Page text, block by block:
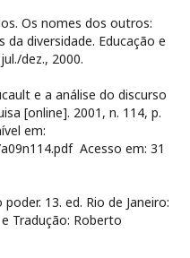
Os nomes dos outros:
diversidade. Educação e
dez., 2000.
e a análise do discurso
[online]. 2001, n. 114, p.
em:
Acesso em: 31
13. ed. Rio de Janeiro:
Tradução: Roberto